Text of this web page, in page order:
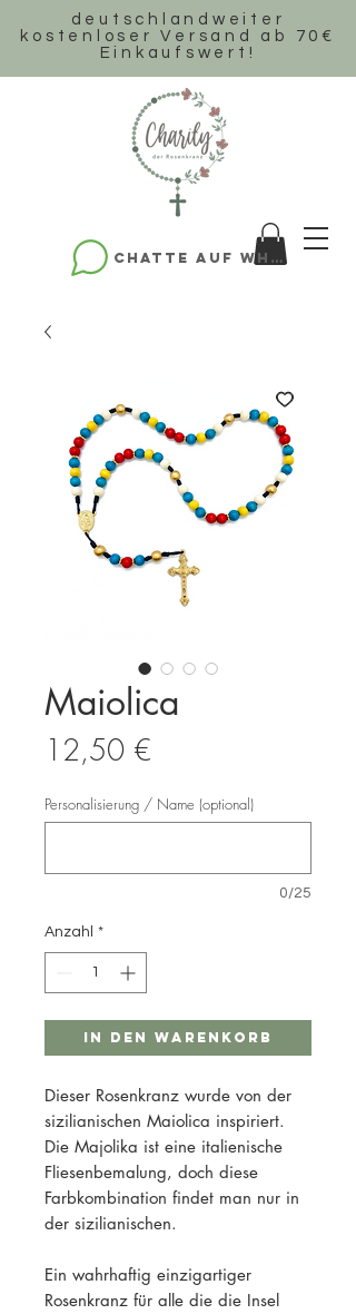
deutschlandweiter
k ostenloser Versand ab 70€
Einkaufswert!
Chatte auf WhatsApp
Maiolica
12,50 €
Personalisierung / Name (optional)
0/25
Anzahl *
In den Warenkorb
Dieser Rosenkranz wurde von der
sizilianischen Maiolica inspiriert.
Die Majolika ist eine italienische
Fliesenbemalung, doch diese
Farbkombination findet man nur in
der sizilianischen.
Ein wahrhaftig einzigartiger
Rosenkranz für alle die die Insel